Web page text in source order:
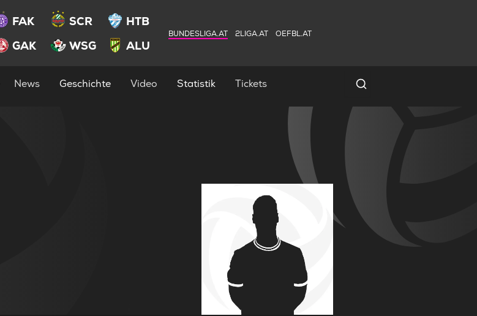
FAK SCR
HTB
GAK WSG ALU
BUNDESLIGA.AT 2LIGA.AT OEFBL.AT
News Geschichte Video Statistik Tickets Spielersuche